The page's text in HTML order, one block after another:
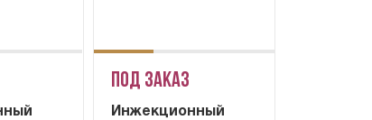
Под заказ
Инжекционный